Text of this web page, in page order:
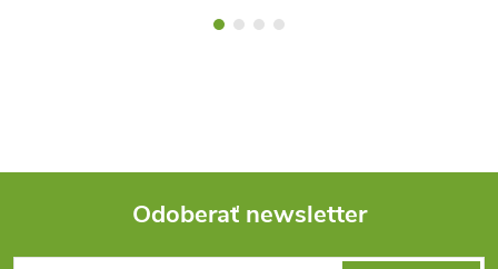
Odoberať newsletter